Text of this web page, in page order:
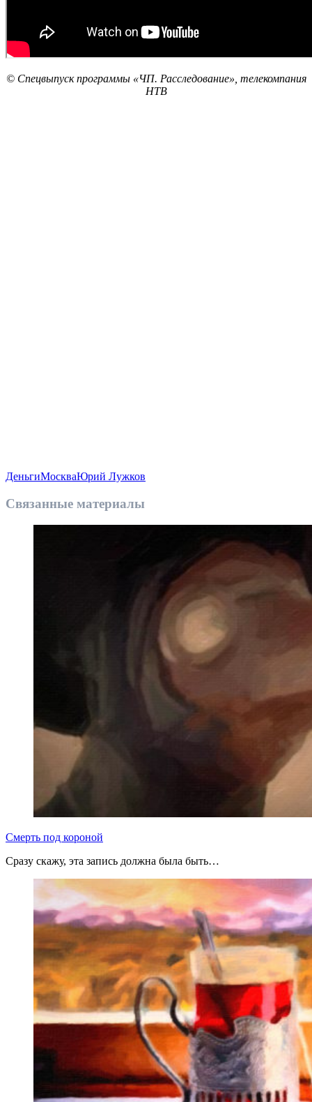
© Спецвыпуск программы «ЧП. Расследование», телекомпания
НТВ
ДеньгиМоскваЮрий Лужков
Связанные материалы
Смерть под короной
Сразу скажу, эта запись должна была быть…